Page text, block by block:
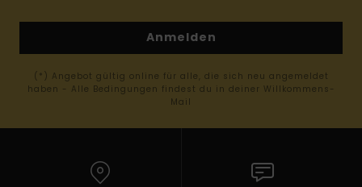
Anmelden
(*) Angebot gültig online für alle, die sich neu angemeldet
haben - Alle Bedingungen findest du in deiner Willkommens-
Mail